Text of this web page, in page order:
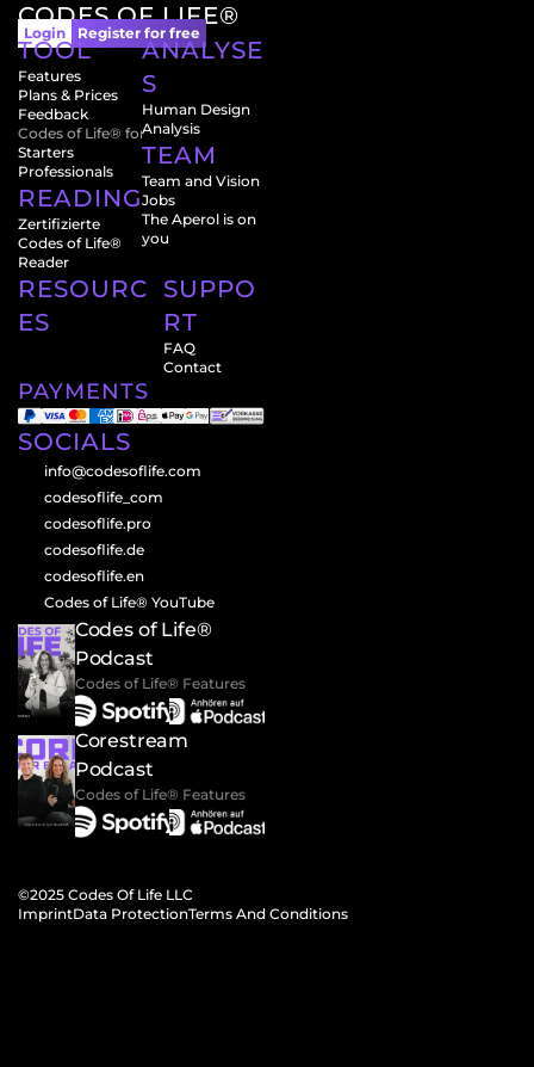
CODES OF LIFE®
Login Register for free
TOOL
Features
Plans & Prices
Feedback
Codes of Life® for
Starters
Professionals
READINGS
Zertifizierte
Codes of Life®
Reader
ANALYSE
S
Human Design
Analysis
TEAM
Team and Vision
Jobs
The Aperol is on
you
RESOURC
ES
SUPPO
RT
FAQ
Contact
PAYMENTS
SOCIALS
info@codesoflife.com
codesoflife_com
codesoflife.pro
codesoflife.de
codesoflife.en
Codes of Life® YouTube
Codes of Life®
Podcast
Codes of Life® Features
Corestream
Podcast
Codes of Life® Features
©2025 Codes Of Life LLC
ImprintData ProtectionTerms And Conditions